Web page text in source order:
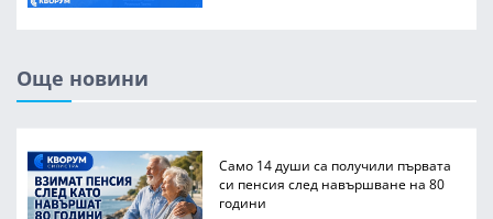
Още новини
Само 14 души са получили първата
си пенсия след навършване на 80
години